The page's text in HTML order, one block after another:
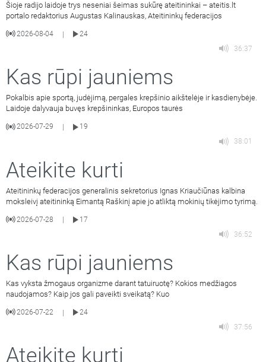
Šioje radijo laidoje trys neseniai šeimas sukūrę ateitininkai – ateitis.lt
portalo redaktorius Augustas Kalinauskas, Ateitininkų federacijos
2026-08-04 |
24
36:37
Kas rūpi jauniems
Pokalbis apie sportą, judėjimą, pergales krepšinio aikštelėje ir kasdienybėje.
Laidoje dalyvauja buvęs krepšininkas, Europos taurės
2026-07-29
19
38:01
Ateikite kurti
Ateitininkų federacijos generalinis sekretorius Ignas Kriaučiūnas kalbina
moksleivį ateitininką Eimantą Raškinį apie jo atliktą mokinių tikėjimo tyrimą.
2026-07-28
17
36:52
Kas rūpi jauniems
Kas vyksta žmogaus organizme darant tatuiruotę? Kokios medžiagos
naudojamos? Kaip jos gali paveikti sveikatą? Kuo
2026-07-22 |
24
37:56
Ateikite kurti